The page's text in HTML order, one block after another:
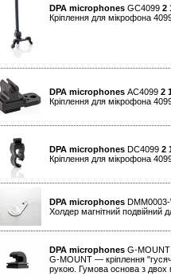
DPA microphones GC4099 2
Кріплення для мікрофона 4099
DPA microphones AC4099 2
Кріплення для мікрофона
DPA microphones DC4099 2
Кріплення для мікрофона
DPA microphones
Холдер магнітний подвійний
DPA microphones G-MOUNT
G-MOUNT — кріплення
рукою. Гумова основа з двох